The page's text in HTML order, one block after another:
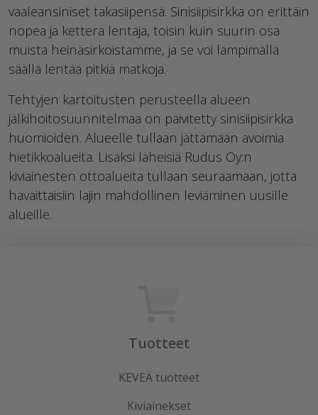
vaaleansiniset takasiipensä. Sinisiipisirkka on erittäin
nopea ja ketterä lentäjä, toisin kuin suurin osa
muista heinäsirkoistamme, ja se voi lämpimällä
säällä lentää pitkiä matkoja.
Tehtyjen kartoitusten perusteella alueen
jälkihoitosuunnitelmaa on päivitetty sinisiipisirkka
huomioiden. Alueelle tullaan jättämään avoimia
hietikkoalueita. Lisäksi läheisiä Rudus Oy:n
kiviainesten ottoalueita tullaan seuraamaan, jotta
havaittaisiin lajin mahdollinen leviäminen uusille
alueille.
Tuotteet
KEVEÄ tuotteet
Kiviainekset